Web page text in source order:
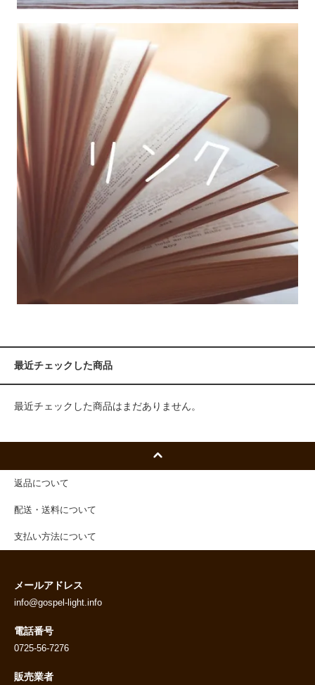
最近チェックした商品
最近チェックした商品はまだありません。
返品について
配送・送料について
支払い方法について
メールアドレス
info@gospel-light.info
電話番号
0725-56-7276
販売業者